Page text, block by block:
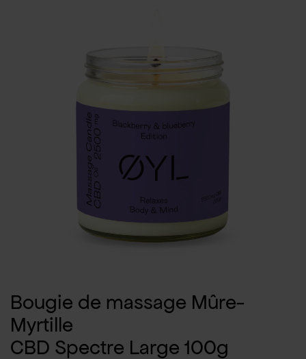
Bougie de massage Mûre-
Myrtille
CBD Spectre Large 100g